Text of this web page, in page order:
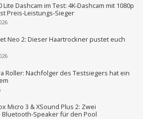
Lite Dashcam im Test: 4K-Dashcam mit 1080p
Preis-Leistungs-Sieger
Neo 2: Dieser Haartrockner pustet euch
Roller: Nachfolger des Testsiegers hat ein
Micro 3 & XSound Plus 2: Zwei
Speaker für den Pool